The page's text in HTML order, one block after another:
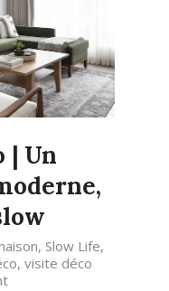
| Un
, Slow Life,
, visite déco